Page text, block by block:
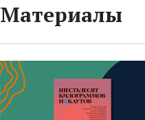
Материалы